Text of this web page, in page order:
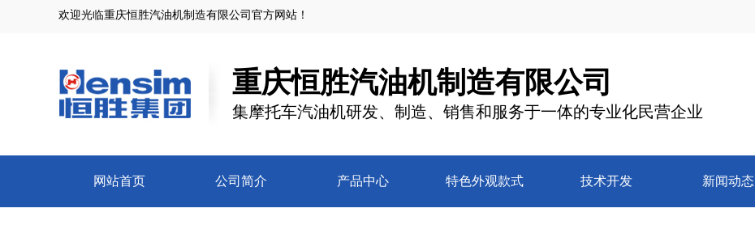
欢迎光临重庆恒胜汽油机制造有限公司 官方网站！
重庆恒胜汽油机制造有限公司
集摩托车汽油机研发、制造、销售和服务于一体的专业化民营企业
网站首页 公司简介 产品中心 特色外观款式 技术开发 新闻动态